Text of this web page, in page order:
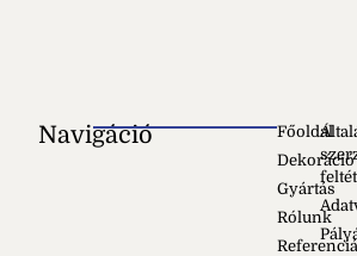
Navigáció
Főoldal
Dekoráció
Gyártás
Rólunk
Szék irodai
HOZZÁAD